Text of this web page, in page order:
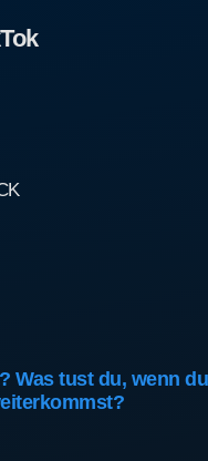
Was tust du, wenn du